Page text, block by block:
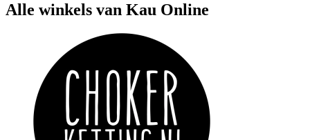
Alle winkels van Kau Online